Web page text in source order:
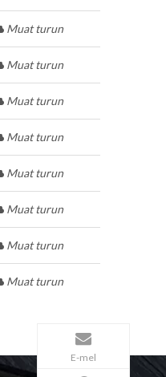
Muat turun
Muat turun
Muat turun
Muat turun
Muat turun
Muat turun
Muat turun
Muat turun
E-mel